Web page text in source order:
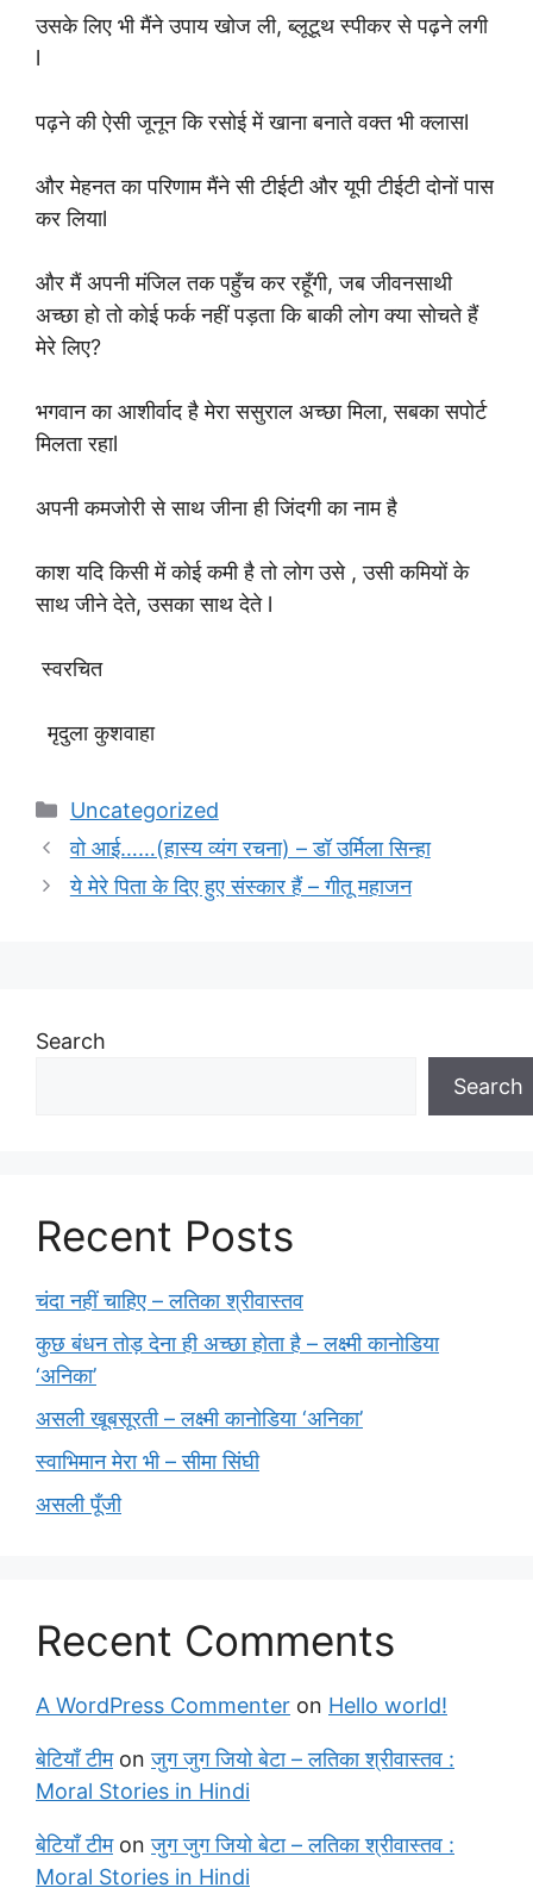
उसके लिए भी मैंने उपाय खोज ली, ब्लूटूथ स्पीकर से पढ़ने लगी
l
पढ़ने की ऐसी जूनून कि रसोई में खाना बनाते वक्त भी क्लासl
और मेहनत का परिणाम मैंने सी टीईटी और यूपी टीईटी दोनों पास
कर लियाl
और मैं अपनी मंजिल तक पहुँच कर रहूँगी, जब जीवनसाथी
अच्छा हो तो कोई फर्क नहीं पड़ता कि बाकी लोग क्या सोचते हैं
मेरे लिए?
भगवान का आशीर्वाद है मेरा ससुराल अच्छा मिला, सबका सपोर्ट
मिलता रहाl
अपनी कमजोरी से साथ जीना ही जिंदगी का नाम है
काश यदि किसी में कोई कमी है तो लोग उसे , उसी कमियों के
साथ जीने देते, उसका साथ देते l
स्वरचित
मृदुला कुशवाहा
Categories
Uncategorized
वो आई……(हास्य व्यंग रचना) – डॉ उर्मिला सिन्हा
ये मेरे पिता के दिए हुए संस्कार हैं – गीतू महाजन
Search
Search
Recent Posts
चंदा नहीं चाहिए – लतिका श्रीवास्तव
कुछ बंधन तोड़ देना ही अच्छा होता है – लक्ष्मी कानोडिया
‘अनिका’
असली खूबसूरती – लक्ष्मी कानोडिया ‘अनिका’
स्वाभिमान मेरा भी – सीमा सिंघी
असली पूँजी
Recent Comments
A WordPress Commenter on Hello world!
बेटियाँ टीमonजुग जुग जियो बेटा – लतिका श्रीवास्तव :
Moral Stories in Hindi
बेटियाँ टीमonजुग जुग जियो बेटा – लतिका श्रीवास्तव :
Moral Stories in Hindi